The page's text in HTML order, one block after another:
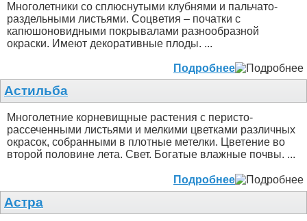
Многолетники со сплюснутыми клубнями и пальчато-
раздельными листьями. Соцветия – початки с
капюшоновидными покрывалами разнообразной
окраски. Имеют декоративные плоды. ...
Подробнее
Астильба
Многолетние корневищные растения с перисто-
рассеченными листьями и мелкими цветками различных
окрасок, собранными в плотные метелки. Цветение во
второй половине лета. Свет. Богатые влажные почвы. ...
Подробнее
Астра